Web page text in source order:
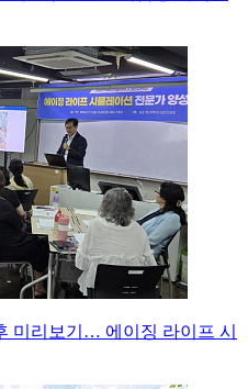
미리보기… 에이징 라이프 시